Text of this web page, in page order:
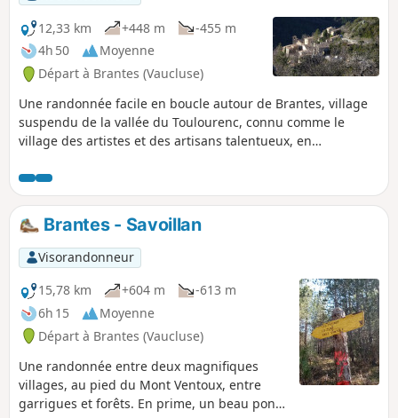
12,33 km
+448 m
-455 m
4h 50
Moyenne
Départ à Brantes (Vaucluse)
Une randonnée facile en boucle autour de Brantes, village
suspendu de la vallée du Toulourenc, connu comme le
village des artistes et des artisans talentueux, en
oubliés. Le panorama splendide d’abord sur les crêtes du
Ventoux Nord, puis une belle vue sur la montagne de
Geine, Plaisians et la Nible.À la fin de la randonnée, la
possibilité d’une visite libre du village en escaliers et en
terrasses d’éboulis où s’accrochent des genévriers, genêts,
amandiers tordus et des ronces bien sûr.
Brantes - Savoillan
Visorandonneur
15,78 km
+604 m
-613 m
6h 15
Moyenne
Départ à Brantes (Vaucluse)
Une randonnée entre deux magnifiques
villages, au pied du Mont Ventoux, entre
garrigues et forêts. En prime, un beau pont